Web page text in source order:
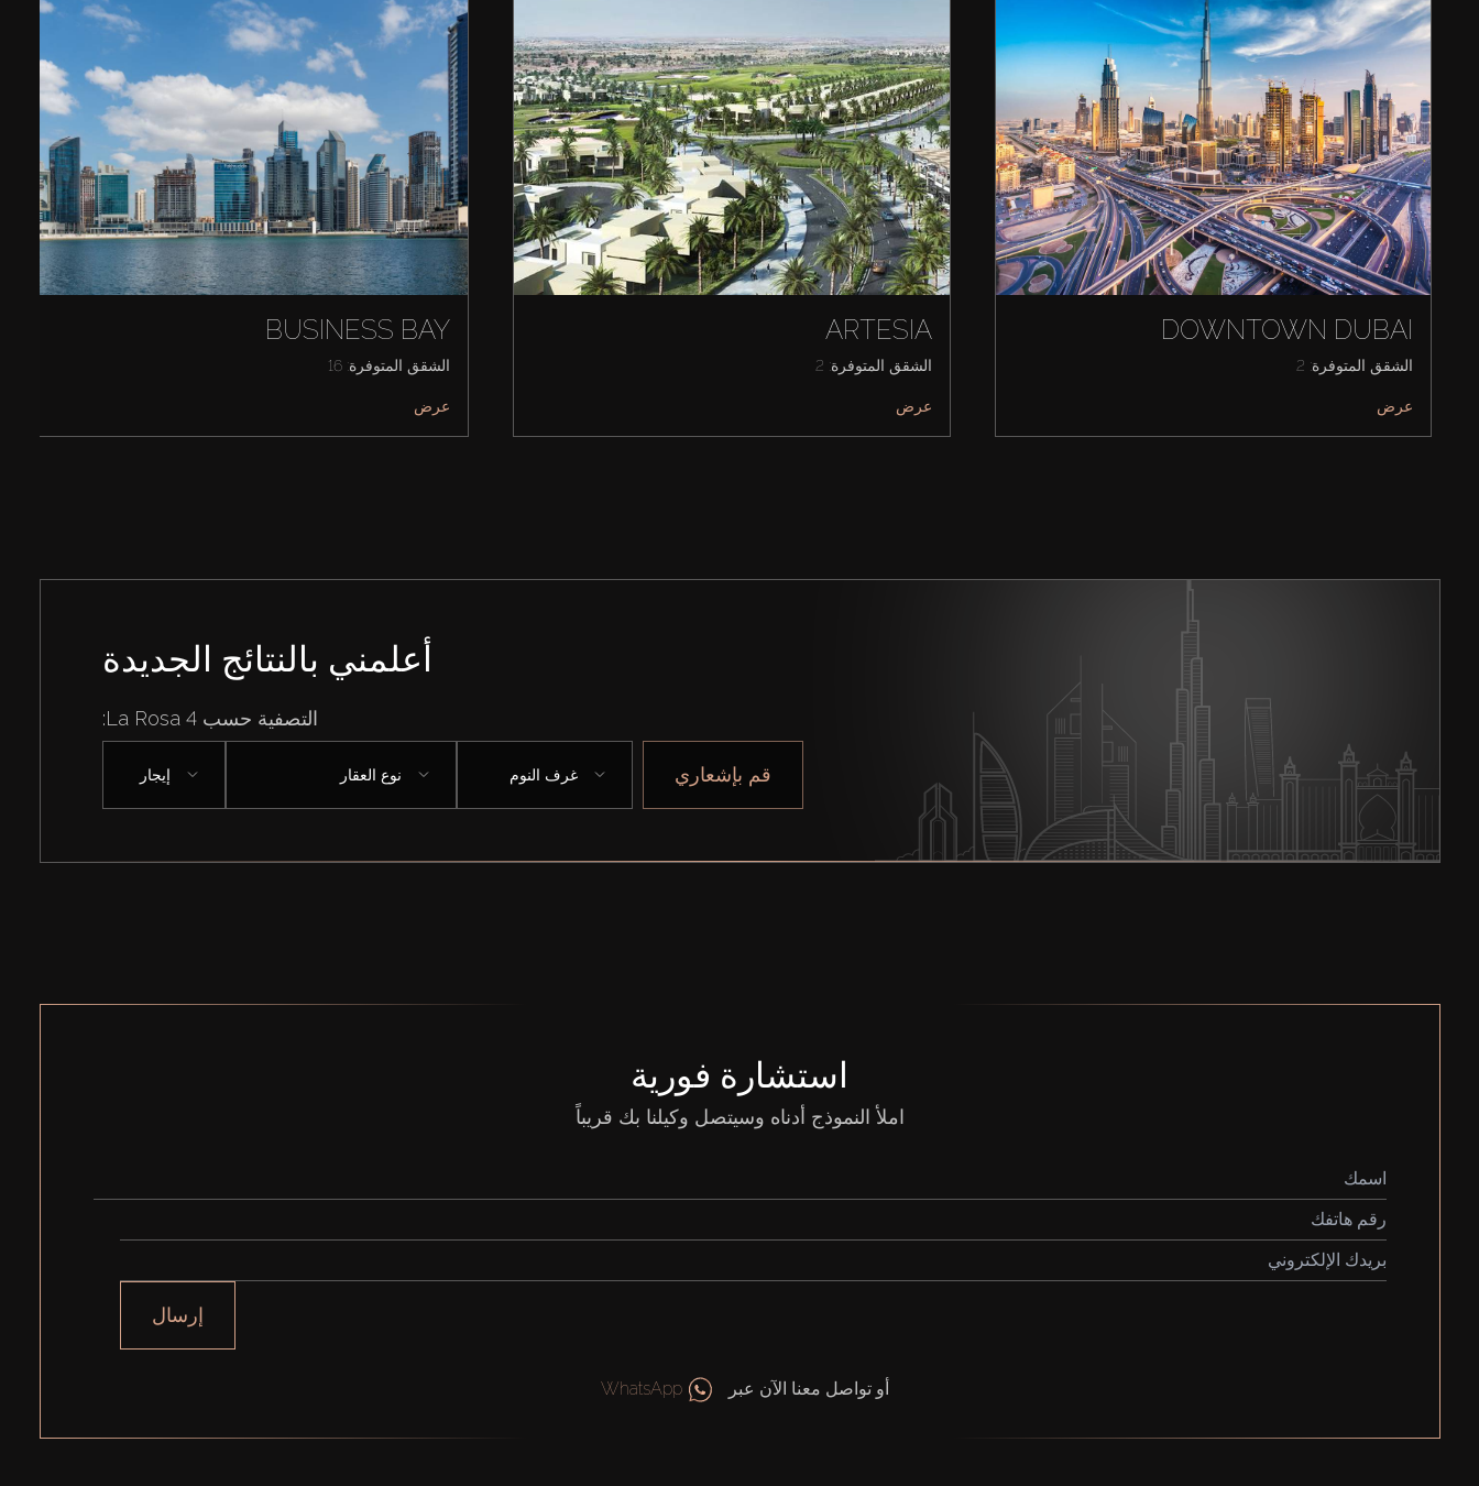
BUSINESS BAY
الشقق المتوفرة: 16
عرض
ARTESIA
الشقق المتوفرة: 2
عرض
DOWNTOWN DUBAI
الشقق المتوفرة: 2
عرض
أعلمني بالنتائج الجديدة
التصفية حسب La Rosa 4:
إيجار نوع العقار غرف النوم قم بإشعاري
استشارة فورية
املأ النموذج أدناه وسيتصل وكيلنا بك قريباً
إرسال
أو تواصل معنا الآن عبر WhatsApp